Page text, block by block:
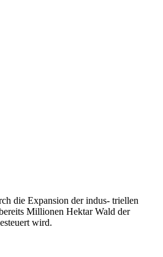
die Expansion der indus- triellen
Millionen Hektar Wald der
wird.